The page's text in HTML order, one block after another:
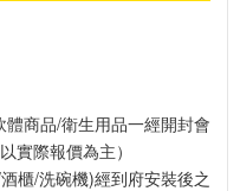
商品/衛生用品一經開封會
實際報價為主）
櫃/洗碗機)經到府安裝後之